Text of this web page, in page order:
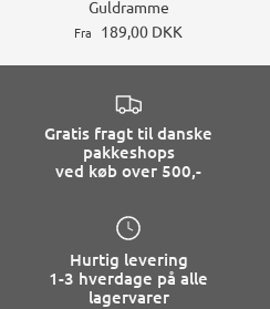
Guldramme
Fra 189,00 DKK
Gratis fragt til danske
pakkeshops
ved køb over 500,-
Hurtig levering
1-3 hverdage på alle
lagervarer